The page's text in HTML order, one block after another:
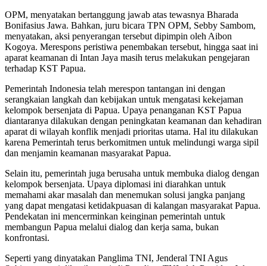
OPM, menyatakan bertanggung jawab atas tewasnya Bharada
Bonifasius Jawa. Bahkan, juru bicara TPN OPM, Sebby Sambom,
menyatakan, aksi penyerangan tersebut dipimpin oleh Aibon
Kogoya. Merespons peristiwa penembakan tersebut, hingga saat ini
aparat keamanan di Intan Jaya masih terus melakukan pengejaran
terhadap KST Papua.
Pemerintah Indonesia telah merespon tantangan ini dengan
serangkaian langkah dan kebijakan untuk mengatasi kekejaman
kelompok bersenjata di Papua. Upaya penanganan KST Papua
diantaranya dilakukan dengan peningkatan keamanan dan kehadiran
aparat di wilayah konflik menjadi prioritas utama. Hal itu dilakukan
karena Pemerintah terus berkomitmen untuk melindungi warga sipil
dan menjamin keamanan masyarakat Papua.
Selain itu, pemerintah juga berusaha untuk membuka dialog dengan
kelompok bersenjata. Upaya diplomasi ini diarahkan untuk
memahami akar masalah dan menemukan solusi jangka panjang
yang dapat mengatasi ketidakpuasan di kalangan masyarakat Papua.
Pendekatan ini mencerminkan keinginan pemerintah untuk
membangun Papua melalui dialog dan kerja sama, bukan
konfrontasi.
Seperti yang dinyatakan Panglima TNI, Jenderal TNI Agus